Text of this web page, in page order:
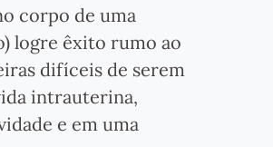
corpo de uma
logre êxito rumo ao
difíceis de serem
intrauterina,
e em uma